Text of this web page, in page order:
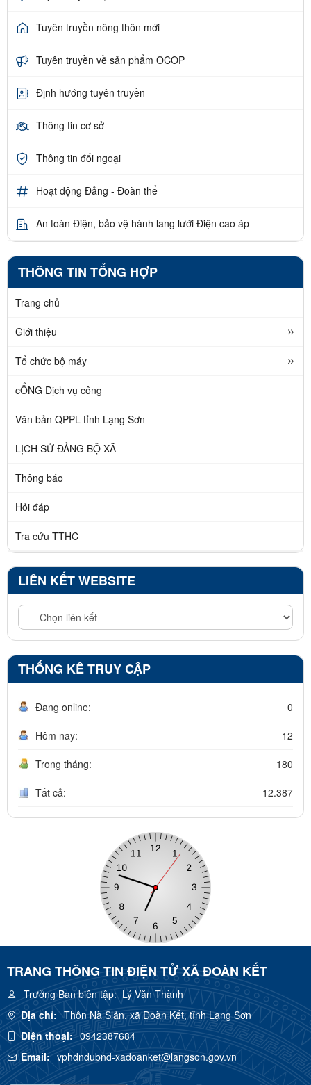
Tuyên truyền nông thôn mới
Tuyên truyền về sản phẩm OCOP
Định hướng tuyên truyền
Thông tin cơ sở
Thông tin đối ngoại
Hoạt động Đảng - Đoàn thể
An toàn Điện, bảo vệ hành lang lưới Điện cao áp
THÔNG TIN TỔNG HỢP
Trang chủ
Giới thiệu
Tổ chức bộ máy
cỔNG Dịch vụ công
Văn bản QPPL tỉnh Lạng Sơn
LỊCH SỬ ĐẢNG BỘ XÃ
Thông báo
Hỏi đáp
Tra cứu TTHC
LIÊN KẾT WEBSITE
THỐNG KÊ TRUY CẬP
Đang online: 0
Hôm nay: 12
Trong tháng: 180
Tất cả: 12.387
TRANG THÔNG TIN ĐIỆN TỬ XÃ ĐOÀN KẾT
Trưởng Ban biên tập:Lý Văn Thành
Địa chỉ: Thôn Nà Slản, xã Đoàn Kết, tỉnh Lạng Sơn
Điện thoại: 0942387684
Email: vphdndubnd-xadoanket@langson.gov.vn